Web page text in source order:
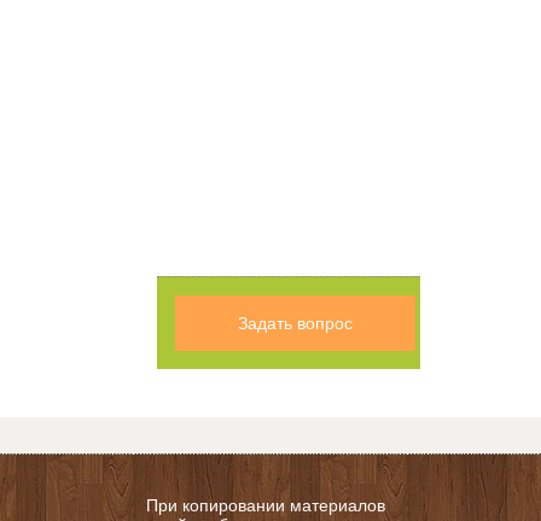
Задать вопрос
При копировании материалов